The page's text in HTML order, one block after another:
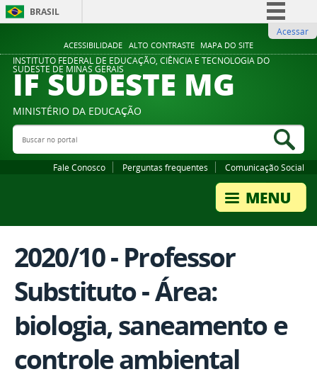
ACESSIBILIDADE ALTO CONTRASTE MAPA DO SITE
BRASIL
Comunica BR
Participe
Legislação
Acessar
INSTITUTO FEDERAL DE EDUCAÇÃO, CIÊNCIA E TECNOLOGIA DO
SUDESTE DE MINAS GERAIS
IF SUDESTE MG
MINISTÉRIO DA EDUCAÇÃO
Buscar no portal
Fale Conosco Perguntas frequentes Comunicação Social
2020/10 - Professor
Substituto - Área:
biologia, saneamento e
controle ambiental